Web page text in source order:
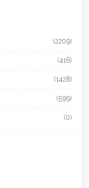
(2209)
(416)
(1428)
(599)
(0)